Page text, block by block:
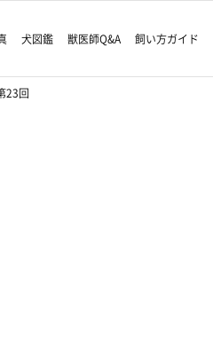
犬図鑑 獣医師Q&A 飼い方ガイド
23回